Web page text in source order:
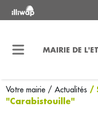
MAIRIE DE
Votre mairie / Actualités /
"Carabistouille"